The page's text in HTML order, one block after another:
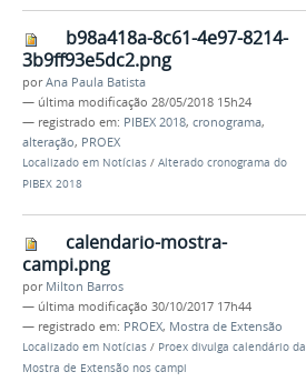
b98a418a-8c61-4e97-8214-
3b9ff93e5dc2.png
porAna Paula Batista
— última modificação 28/05/2018 15h24
— registrado em: PIBEX 2018, cronograma,
alteração, PROEX
Localizado em Notícias / Alterado cronograma do
PIBEX 2018
calendario-mostra-
campi.png
por Milton Barros
— última modificação 30/10/2017 17h44
— registrado em: PROEX, Mostra de Extensão
Localizado em Notícias / Proex divulga calendário da
Mostra de Extensão nos campi